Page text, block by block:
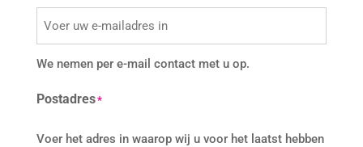
We nemen per e-mail contact met u op.
Postadres*
Voer het adres in waarop wij u voor het laatst hebben